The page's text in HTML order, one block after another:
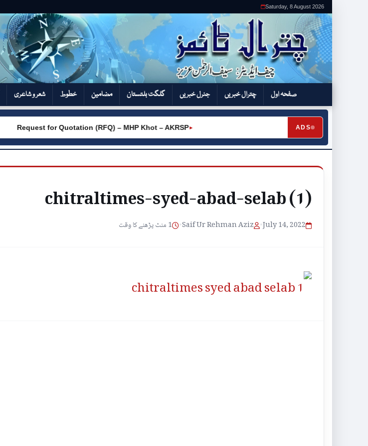
Saturday, 8 August 2026
صفحہ اول چترال خبریں جنرل خبریں گلگت بلتستان مضامین خطوط شعر و شاعری
ADS
►
Request for Quotation (RFQ) – MHP Khot – AKRSP
chitraltimes-syed-abad-selab (1)
July 14, 2022
•
Saif Ur Rehman Aziz
• 1 منٹ پڑھنے کا وقت